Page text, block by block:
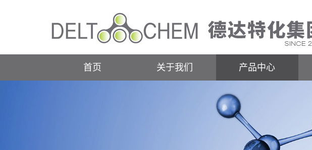
首页 关于我们 产品中心